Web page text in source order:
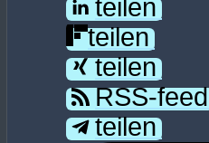
teilen
teilen
teilen
RSS-feed
teilen